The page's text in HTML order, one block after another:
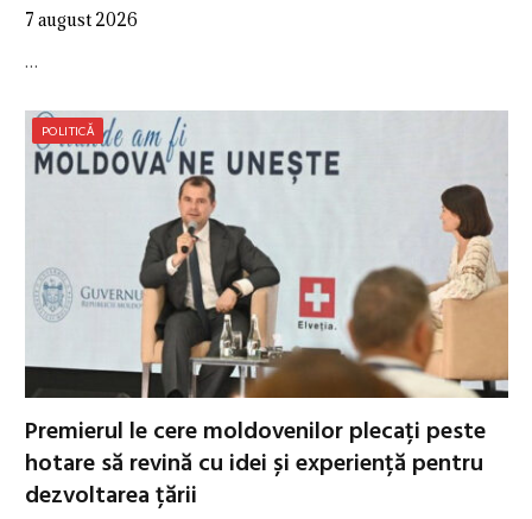
7 august 2026
…
POLITICĂ
Premierul le cere moldovenilor plecați peste
hotare să revină cu idei și experiență pentru
dezvoltarea țării